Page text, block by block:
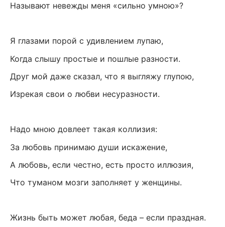
Называют невежды меня «сильно умною»?
Я глазами порой с удивлением лупаю,
Когда слышу простые и пошлые разности.
Друг мой даже сказал, что я выгляжу глупою,
Изрекая свои о любви несуразности.
Надо мною довлеет такая коллизия:
За любовь принимаю души искажение,
А любовь, если честно, есть просто иллюзия,
Что туманом мозги заполняет у женщины.
Жизнь быть может любая, беда – если праздная.